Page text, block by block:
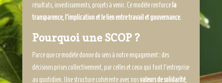
résultats, investissements, projets à venir. Ce modèle renforce la
transparence, l’implication et le lien entre travail et gouvernance.
Pourquoi une SCOP ?
Parce que ce modèle donne du sens à notre engagement : des
décisions prises collectivement, par celles et ceux qui font l’entreprise
au quotidien. Une structure cohérente avec nosvaleurs de solidarité,